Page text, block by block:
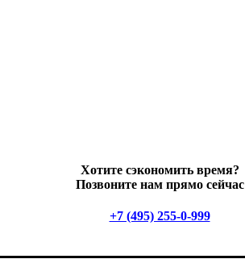
Хотите сэкономить время?
Позвоните нам прямо сейчас
+7 (495) 255-0-999